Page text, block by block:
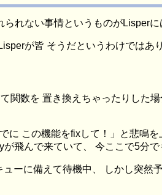
れない事情というものがLisperに
が皆 そうだというわけではあ
関数を 置き換えちゃったりした
に この機能をfixして！」と悲鳴
飛んで来ていて、 今ここで5分
ーに備えて待機中、 しかし突